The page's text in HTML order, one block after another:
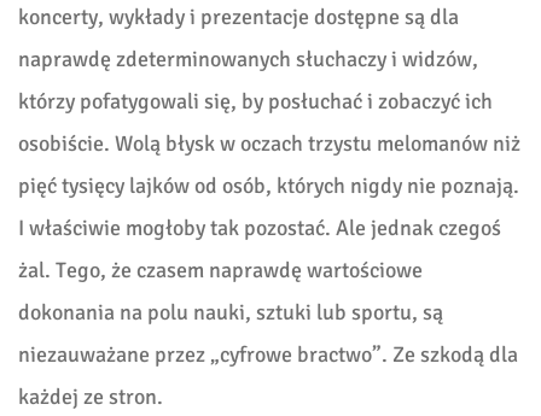
koncerty, wykłady i prezentacje dostępne są dla
naprawdę zdeterminowanych słuchaczy i widzów,
którzy pofatygowali się, by posłuchać i zobaczyć ich
osobiście. Wolą błysk w oczach trzystu melomanów niż
pięć tysięcy lajków od osób, których nigdy nie poznają.
I właściwie mogłoby tak pozostać. Ale jednak czegoś
żal. Tego, że czasem naprawdę wartościowe
dokonania na polu nauki, sztuki lub sportu, są
niezauważane przez „cyfrowe bractwo”. Ze szkodą dla
każdej ze stron.